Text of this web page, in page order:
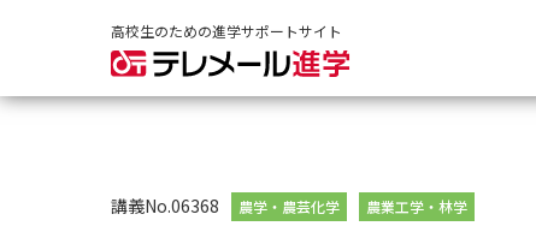
高校生のための進学サポートサイト
講義No.06368 農学・農芸化学 農業工学・林学